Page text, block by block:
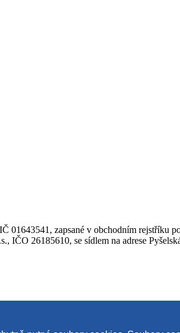
01643541, zapsané v obchodním rejstříku
26185610, se sídlem na adrese